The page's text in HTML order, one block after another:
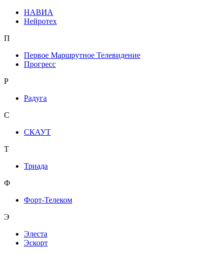
НАВИА
Нейротех
П
Первое Маршрутное Телевидение
Прогресс
Р
Радуга
С
СКАУТ
Т
Триада
Ф
Форт-Телеком
Э
Элеста
Эскорт